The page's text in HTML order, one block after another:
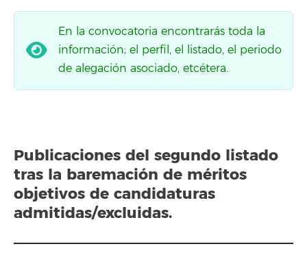
En la convocatoria encontrarás toda la
información; el perfil, el listado, el periodo
de alegación asociado, etcétera.
Publicaciones del segundo listado
tras la baremación de méritos
objetivos de candidaturas
admitidas/excluidas.